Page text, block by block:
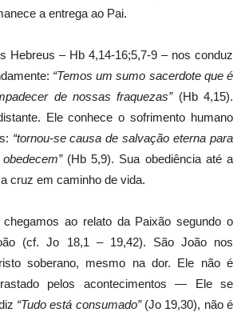
a entrega ao Pai.
– Hb 4,14-16;5,7-9 – nos conduz
“Temos um sumo sacerdote que é
de nossas fraquezas”(Hb 4,15).
Ele conhece o sofrimento humano
“tornou-se causa de salvação eterna para
(Hb 5,9). Sua obediência até a
cruz em caminho de vida.
ao relato da Paixão segundo o
(cf. Jo 18,1 – 19,42). São João nos
soberano, mesmo na dor. Ele não é
pelos acontecimentos — Ele se
“Tudo está consumado”(Jo 19,30), não é